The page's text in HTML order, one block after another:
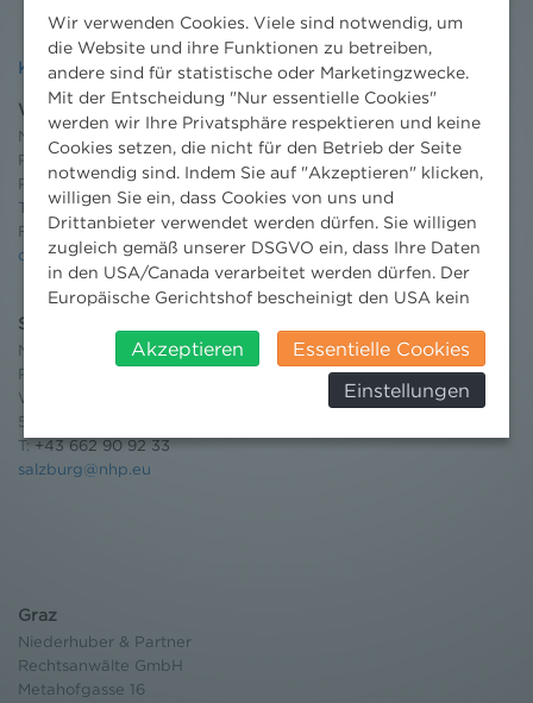
Kontakt
Wien
Niederhuber & Partner
Rechtsanwälte GmbH
Reisnerstraße 53, 1030 Wien
T:
+43 1 513 21 24-0
F: +43 1 513 21 24-300
office@nhp.eu
Salzburg
Niederhuber & Partner
Rechtsanwälte GmbH
Wilhelm-Spazier-Straße 2a
5020 Salzburg
T:+43 662 90 92 33
salzburg@nhp.eu
Graz
Niederhuber & Partner
Rechtsanwälte GmbH
Metahofgasse 16
Wir verwenden Cookies. Viele sind notwendig, um
die Website und ihre Funktionen zu betreiben,
andere sind für statistische oder Marketingzwecke.
Mit der Entscheidung "Nur essentielle Cookies"
werden wir Ihre Privatsphäre respektieren und keine
Cookies setzen, die nicht für den Betrieb der Seite
notwendig sind. Indem Sie auf "Akzeptieren" klicken,
willigen Sie ein, dass Cookies von uns und
Drittanbieter verwendet werden dürfen. Sie willigen
zugleich gemäß unserer DSGVO ein, dass Ihre Daten
in den USA/Canada verarbeitet werden dürfen. Der
Europäische Gerichtshof bescheinigt den USA kein
insbesondere das Risiko, dass ihre Daten durch US-
Behörden, zu Kontroll- und zu
Überwachungszwecken, verarbeitet werden und
werden können. Zudem finden Sie am
Bildschirmrand ein Cookie-Icon wo Sie jederzeit Ihre
Akzeptieren
Essentielle Cookies
Einstellungen